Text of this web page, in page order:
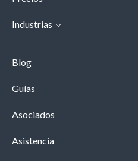
Industrias
Blog
Guías
Asociados
Asistencia